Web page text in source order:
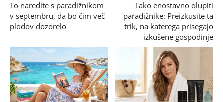
To naredite s paradižnikom
v septembru, da bo čim več
plodov dozorelo
Tako enostavno olupiti
paradižnike: Preizkusite ta
trik, na katerega prisegajo
izkušene gospodinje